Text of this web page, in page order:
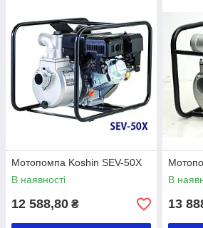
Мотопомпа Koshin SEV-50X
В наявності
12 588,80 ₴
В
13